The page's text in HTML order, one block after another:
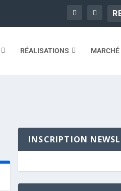
RÉALISATIONS MARCHÉ
INSCRIPTION